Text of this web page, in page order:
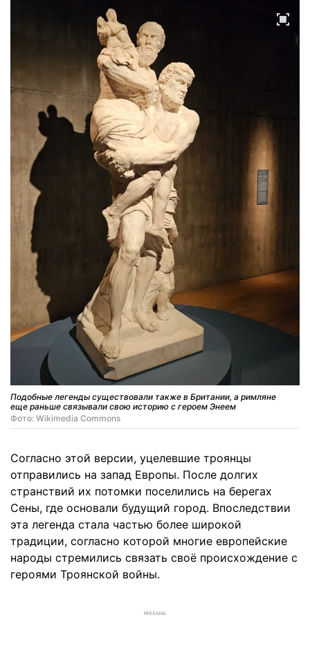
Подобные легенды существовали также в Британии, а римляне
еще раньше связывали свою историю с героем Энеем
Фото: Wikimedia Commons
Согласно этой версии, уцелевшие троянцы
отправились на запад Европы. После долгих
странствий их потомки поселились на берегах
Сены, где основали будущий город. Впоследствии
эта легенда стала частью более широкой
традиции, согласно которой многие европейские
народы стремились связать своё происхождение с
героями Троянской войны.
РЕКЛАМА